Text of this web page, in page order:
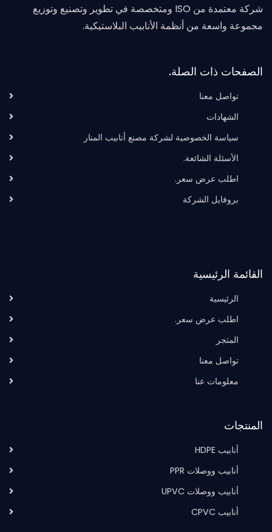
شركة معتمدة من ISO ومتخصصة في تطوير وتصنيع وتوزيع
مجموعة واسعة من أنظمة الأنابيب البلاستيكية.
الصفحات ذات الصلة.
تواصل معنا
الشهادات
سياسة الخصوصية لشركة مصنع أنابيب المنار
الأسئلة الشائعة.
اطلب عرض سعر.
بروفايل الشركة
القائمة الرئيسية
الرئيسية
اطلب عرض سعر.
المتجر
تواصل معنا
معلومات عنا
المنتجات
أنابيب HDPE
أنابيب ووصلات PPR
أنابيب ووصلات UPVC
أنابيب CPVC